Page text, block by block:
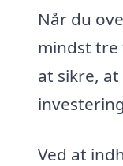
Når du
mindst tre
at sikre,
Ved at